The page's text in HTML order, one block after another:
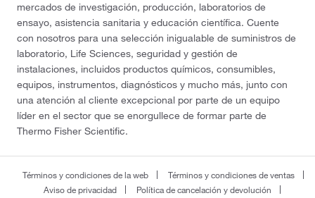
mercados de investigación, producción, laboratorios de
ensayo, asistencia sanitaria y educación científica. Cuente
con nosotros para una selección inigualable de suministros de
laboratorio, Life Sciences, seguridad y gestión de
instalaciones, incluidos productos químicos, consumibles,
equipos, instrumentos, diagnósticos y mucho más, junto con
una atención al cliente excepcional por parte de un equipo
líder en el sector que se enorgullece de formar parte de
Thermo Fisher Scientific.
Términos y condiciones de la web
Términos y condiciones de ventas
Aviso de privacidad
Política de cancelación y devolución